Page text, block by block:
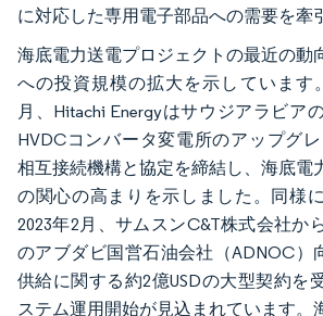
に対応した専用電子部品への需要を牽
海底電力送電プロジェクトの最近の動
への投資規模の拡大を示しています
月、Hitachi Energyはサウジアラビア
HVDCコンバータ変電所のアップグ
相互接続機構と協定を締結し、海底電
の関心の高まりを示しました。同様
2023年2月、サムスンC&T株式会社か
のアブダビ国営石油会社（ADNOC）
供給に関する約2億USDの大型契約を
ステム運用開始が見込まれています。